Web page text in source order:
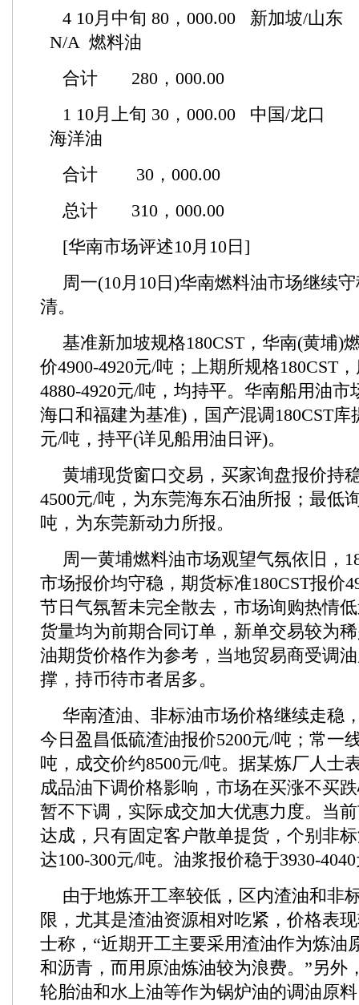
4 10月中旬 80，000.00 新加坡/山
N/A 燃料油
合计 280，000.00
1 10月上旬 30，000.00 中国/龙
海洋油
合计 30，000.00
总计 310，000.00
[华南市场评述10月10日]
周一(10月10日)华南燃料油市场继续
清。
基准新加坡规格180CST，华南(黄埔)
价4900-4920元/吨；上期所规格180CST
4880-4920元/吨，均持平。华南船用油
海口和福建为基准)，国产混调180CST库
元/吨，持平(详见船用油日评)。
黄埔现货窗口交易，买家询盘报价持
4500元/吨，为东莞海东石油所报；最低
吨，为东莞新动力所报。
周一黄埔燃料油市场观望气氛依旧，
市场报价均守稳，期货标准180CST报价
节日气氛暂未完全散去，市场询购热情
货量均为前期合同订单，新单交易较为
油期货价格作为参考，当地贸易商受调
撑，持币待市者居多。
华南渣油、非标油市场价格继续走稳
今日盈昌低硫渣油报价5200元/吨；常一
吨，成交价约8500元/吨。据某炼厂人士
成品油下调价格影响，市场在买涨不买
暂不下调，实际成交加大优惠力度。当
达成，只有固定客户散单提货，个别非
达100-300元/吨。油浆报价稳于3930-
由于地炼开工率较低，区内渣油和非
限，尤其是渣油资源相对吃紧，价格表
士称，“近期开工主要采用渣油作为炼油
和沥青，而用原油炼油较为浪费。”另外
轮胎油和水上油等作为锅炉油的调油原